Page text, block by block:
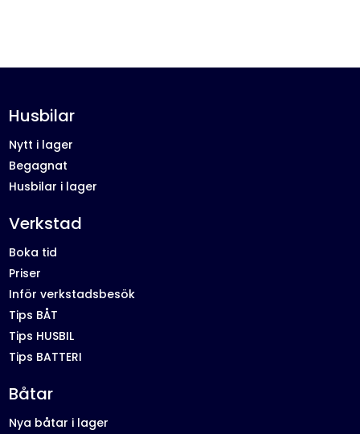
Husbilar
Nytt i lager
Begagnat
Husbilar i lager
Verkstad
Boka tid
Priser
Inför verkstadsbesök
Tips BÅT
Tips HUSBIL
Tips BATTERI
Båtar
Nya båtar i lager